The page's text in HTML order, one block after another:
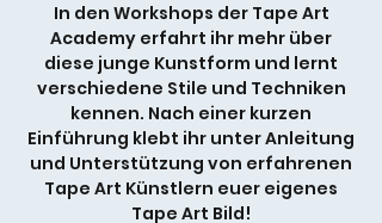
In den Workshops der Tape Art
Academy erfahrt ihr mehr über
diese junge Kunstform und lernt
verschiedene Stile und Techniken
kennen. Nach einer kurzen
Einführung klebt ihr unter Anleitung
und Unterstützung von erfahrenen
Tape Art Künstlern euer eigenes
Tape Art Bild!